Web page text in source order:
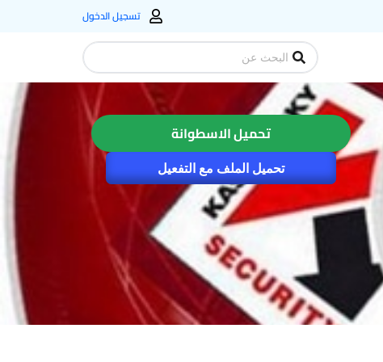
تسجيل الدخول
Search
...
تحميل الاسطوانة
تحميل الملف مع التفعيل